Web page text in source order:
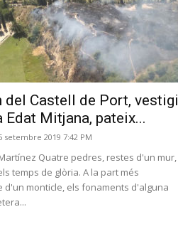
del Castell de Port, vestigi
Edat Mitjana, pateix...
setembre 2019 7:42 PM
Quatre pedres, restes d'un mur,
temps de glòria. A la part més
d'un monticle, els fonaments d'alguna